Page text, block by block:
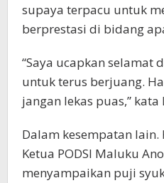
supaya terpacu untuk
berprestasi di bidang
“Saya ucapkan selamat
untuk terus berjuang.
jangan lekas puas,” kata
Dalam kesempatan lain.
Ketua PODSI Maluku
menyampaikan puji